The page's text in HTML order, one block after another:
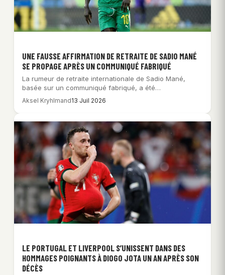
UNE FAUSSE AFFIRMATION DE RETRAITE DE SADIO MANÉ
SE PROPAGE APRÈS UN COMMUNIQUÉ FABRIQUÉ
La rumeur de retraite internationale de Sadio Mané,
basée sur un communiqué fabriqué, a été…
Aksel Kryhlmand13 Juil 2026
LE PORTUGAL ET LIVERPOOL S’UNISSENT DANS DES
HOMMAGES POIGNANTS À DIOGO JOTA UN AN APRÈS SON
DÉCÈS